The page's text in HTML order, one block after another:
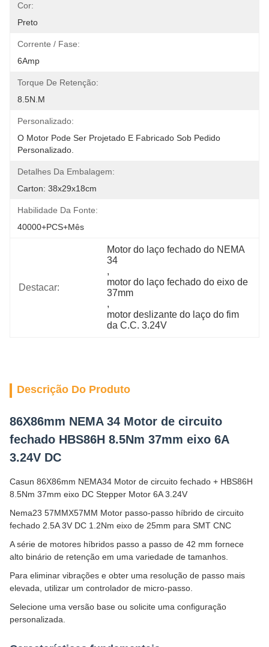
Cor:
Preto
Corrente / Fase:
6Amp
Torque De Retenção:
8.5N.m
Personalizado:
O Motor Pode Ser Projetado E Fabricado Sob Pedido
Personalizado.
Detalhes Da Embalagem:
Carton: 38x29x18cm
Habilidade Da Fonte:
40000+PCS+Mês
Destacar:
Motor do laço fechado do NEMA
34
,
motor do laço fechado do eixo de
37mm
,
motor deslizante do laço do fim
da C.C. 3.24V
Descrição Do Produto
86X86mm NEMA 34 Motor de circuito
fechado HBS86H 8.5Nm 37mm eixo 6A
3.24V DC
Casun 86X86mm NEMA34 Motor de circuito fechado + HBS86H
8.5Nm 37mm eixo DC Stepper Motor 6A 3.24V
Nema23 57MMX57MM Motor passo-passo híbrido de circuito
fechado 2.5A 3V DC 1.2Nm eixo de 25mm para SMT CNC
A série de motores híbridos passo a passo de 42 mm fornece
alto binário de retenção em uma variedade de tamanhos.
Para eliminar vibrações e obter uma resolução de passo mais
elevada, utilizar um controlador de micro-passo.
Selecione uma versão base ou solicite uma configuração
personalizada.